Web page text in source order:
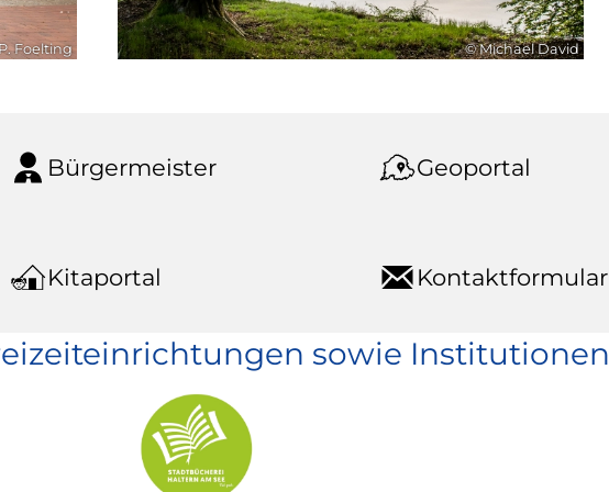
Foelting © Michael David
Bürgermeister Geoportal
Kitaportal Kontaktformular
sowie Institutionen